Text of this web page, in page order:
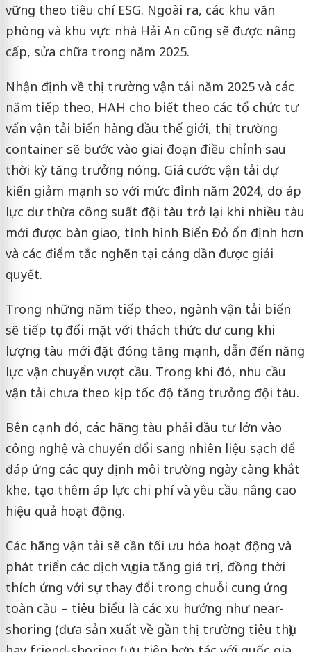
vững theo tiêu chí ESG. Ngoài ra, các khu văn
phòng và khu vực nhà Hải An cũng sẽ được nâng
cấp, sửa chữa trong năm 2025.
Nhận định về thị trường vận tải năm 2025 và các
năm tiếp theo, HAH cho biết theo các tổ chức tư
vấn vận tải biển hàng đầu thế giới, thị trường
container sẽ bước vào giai đoạn điều chỉnh sau
thời kỳ tăng trưởng nóng. Giá cước vận tải dự
kiến giảm mạnh so với mức đỉnh năm 2024, do áp
lực dư thừa công suất đội tàu trở lại khi nhiều tàu
mới được bàn giao, tình hình Biển Đỏ ổn định hơn
và các điểm tắc nghẽn tại cảng dần được giải
quyết.
Trong những năm tiếp theo, ngành vận tải biển
sẽ tiếp tục đối mặt với thách thức dư cung khi
lượng tàu mới đặt đóng tăng mạnh, dẫn đến năng
lực vận chuyển vượt cầu. Trong khi đó, nhu cầu
vận tải chưa theo kịp tốc độ tăng trưởng đội tàu.
Bên cạnh đó, các hãng tàu phải đầu tư lớn vào
công nghệ và chuyển đổi sang nhiên liệu sạch để
đáp ứng các quy định môi trường ngày càng khắt
khe, tạo thêm áp lực chi phí và yêu cầu nâng cao
hiệu quả hoạt động.
Các hãng vận tải sẽ cần tối ưu hóa hoạt động và
phát triển các dịch vụ gia tăng giá trị, đồng thời
thích ứng với sự thay đổi trong chuỗi cung ứng
toàn cầu – tiêu biểu là các xu hướng như near-
shoring (đưa sản xuất về gần thị trường tiêu thụ)